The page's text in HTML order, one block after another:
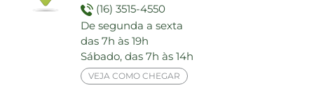
(16) 3515-4550
De segunda a sexta
das 7h às 19h
Sábado, das 7h às 14h
VEJA COMO CHEGAR